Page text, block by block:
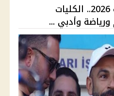
تنسيق المرحلة الثانية 2026.. الكليات
وأدبي ...